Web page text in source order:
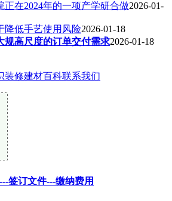
正在2024年的一项产学研合做2026-01-
降低手艺使用风险2026-01-18
规高尺度的订单交付需求2026-01-18
装修建材百科联系我们
签订文件---缴纳费用